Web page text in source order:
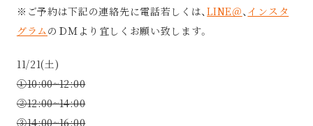
※ご予約は下記の連絡先に電話若しくは、LINE＠、 インスタ
グラムのＤＭより宜しくお願い致します。
11/21(土)
①10:00~12:00
②12:00~14:00
③14:00~16:00